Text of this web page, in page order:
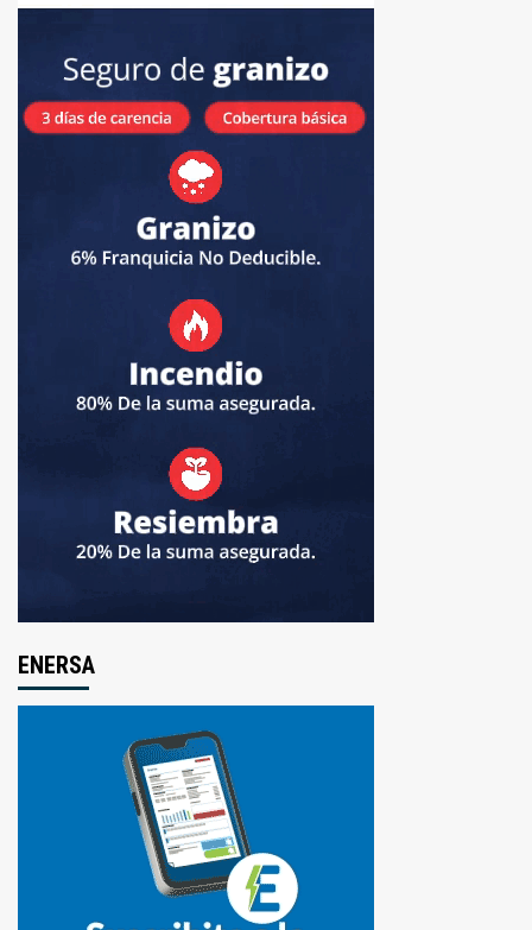
ENERSA